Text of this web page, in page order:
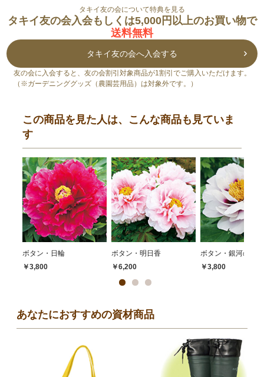
タキイ友の会について特典を見る
タキイ友の会入会もしくは5,000円以上のお買い物で
送料無料
タキイ友の会へ入会する
友の会に入会すると、友の会割引対象商品が1割引でご購入いただけます。
（※ガーデニンググッズ（農園芸用品）は対象外です。）
この商品を見た人は、こんな商品も見ていま
す
ボタン・日輪
￥3,800
ボタン・明日香
￥6,200
ボタン・銀河の星
￥3,800
あなたにおすすめの資材商品